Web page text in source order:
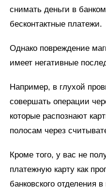
снимать деньги в
бесконтактные платежи.
Однако повреждение
имеет негативные
Например, в глухой
совершать операции
которые распознают
полосам через
Кроме того, у вас не
платежную карту как
банковского отделения